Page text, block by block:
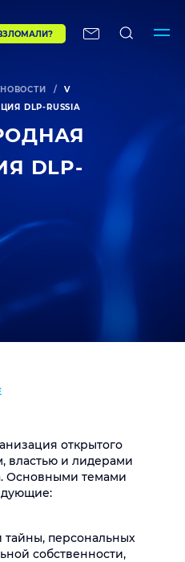
НОВОСТИ /
V
DLP-RUSSIA
DLP-
открытого
властью и лидерами
Основными темами
персональных
собственности,